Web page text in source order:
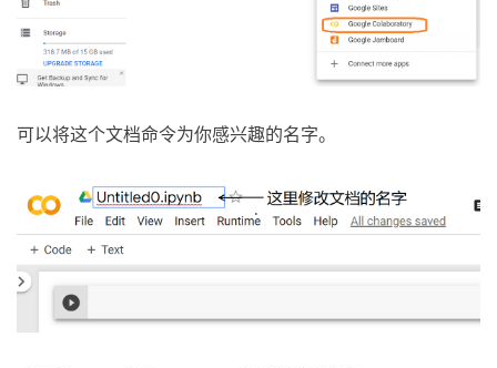
可以将这个文档命令为你感兴趣的名字。